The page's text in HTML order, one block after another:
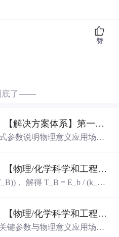
赞
了——
【信息科学与工程学】【解决方案体系】第一篇 黑灯工厂解决方案03
参数说明物理意义应用场景
晶格常数; (h
距离X射线衍射, 晶向计算
【信息科学与工程学】【物理/化学科学和工程技术】知识体系081 磁学02
， 解得 T_B = E_b / (k_B l
100 * 1e-6 * 4πe-7 * 1e5/0.01
【信息科学与工程学】【物理/化学科学和工程技术】知识体系081 磁学——系列二 电磁学——电磁学理论模型01
键参数与物理意义应用场景